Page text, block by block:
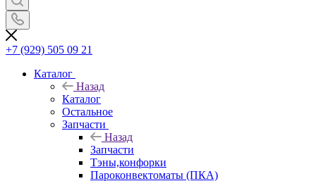
+7 (929) 505 09 21
Каталог
Назад
Каталог
Остальное
Запчасти
Назад
Запчасти
Тэны,конфорки
Пароконвектоматы (ПКА)